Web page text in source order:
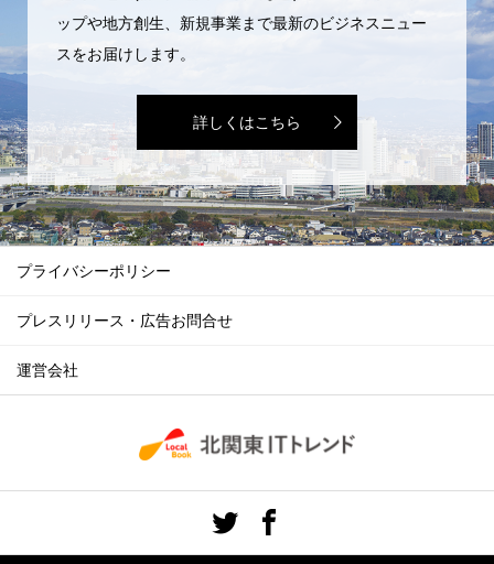
ップや地方創生、新規事業まで最新のビジネスニュー
スをお届けします。
詳しくはこちら
プライバシーポリシー
プレスリリース・広告お問合せ
運営会社